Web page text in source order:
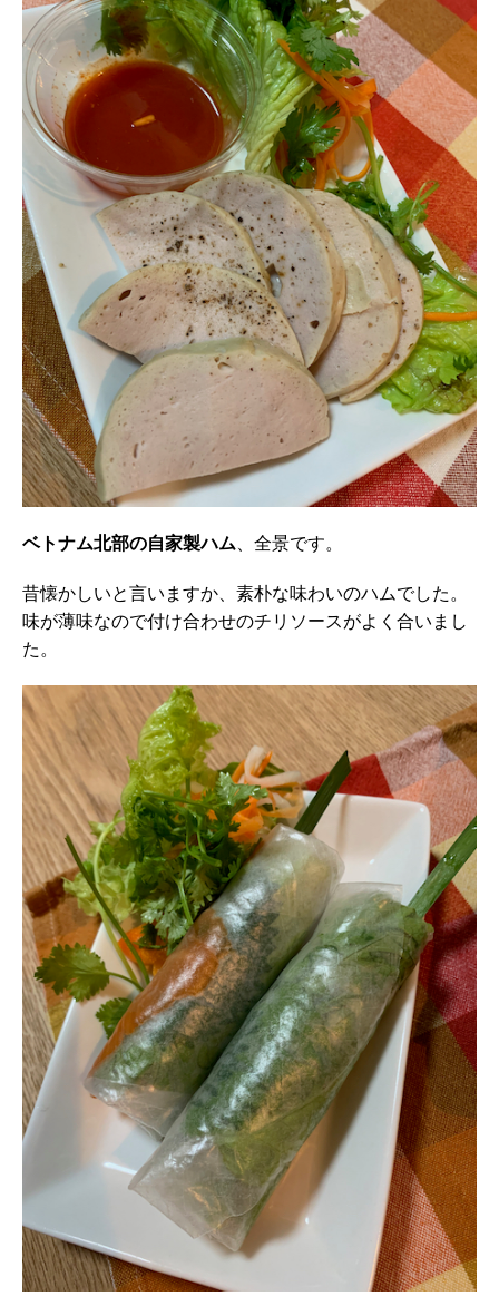
ベトナム北部の自家製ハム 、全景です。
昔懐かしいと言いますか、素朴な味わいのハムでした。
味が薄味なので付け合わせのチリソースがよく合いまし
た。